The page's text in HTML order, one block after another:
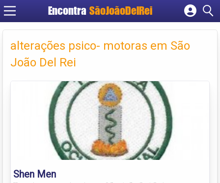
Encontra SãoJoãoDelRei
Cadastrar empresa
Criar conta
alterações psico- motoras em São
João Del Rei
Shen Men